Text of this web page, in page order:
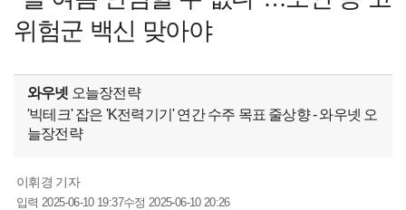
위험군 백신 맞아야
와우넷 오늘장전략
'빅테크' 잡은 'K전력기기' 연간 수주 목표 줄상향 - 와우넷 오
늘장전략
이휘경 기자
입력 2025-06-10 19:37수정 2025-06-10 20:26